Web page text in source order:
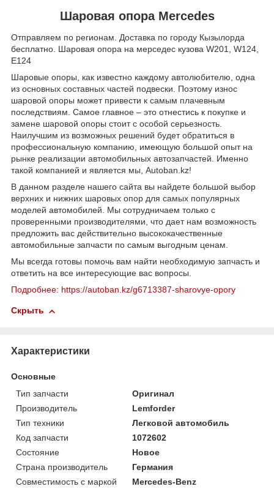
Шаровая опора Mercedes
Отправляем по регионам. Доставка по городу Кызылорда
бесплатно. Шаровая опора на мерседес кузова W201, W124,
E124
Шаровые опоры, как известно каждому автолюбителю, одна
из основных составных частей подвески. Поэтому износ
шаровой опоры может привести к самым плачевным
последствиям. Самое главное – это отнестись к покупке и
замене шаровой опоры стоит с особой серьезность.
Наилучшим из возможных решений будет обратиться в
профессиональную компанию, имеющую большой опыт на
рынке реализации автомобильных автозапчастей. Именно
такой компанией и является мы, Autoban.kz!
В данном разделе нашего сайта вы найдете большой выбор
верхних и нижних шаровых опор для самых популярных
моделей автомобилей. Мы сотрудничаем только с
проверенными производителями, что дает нам возможность
предложить вас действительно высококачественные
автомобильные запчасти по самым выгодным ценам.
Мы всегда готовы помочь вам найти необходимую запчасть и
ответить на все интересующие вас вопросы.
Подробнее: https://autoban.kz/g6713387-sharovye-opory
Скрыть
Характеристики
Основные
Тип запчасти
Оригинал
Производитель
Lemforder
Тип техники
Легковой автомобиль
Код запчасти
1072602
Состояние
Новое
Страна производитель
Германия
Совместимость с маркой
Mercedes-Benz